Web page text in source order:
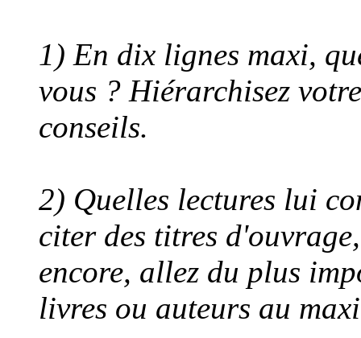
1) En dix lignes maxi,
vous ? Hiérarchisez
conseils.
2) Quelles lectures lui
citer des titres
encore, allez du plus
livres ou auteurs au